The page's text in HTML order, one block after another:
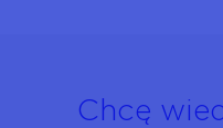
Chcę